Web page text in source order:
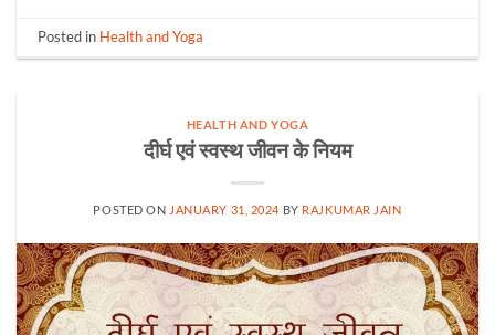
Posted in Health and Yoga
HEALTH AND YOGA
दीर्घ एवं स्वस्थ जीवन के नियम
POSTED ON JANUARY 31, 2024 BY RAJKUMAR JAIN